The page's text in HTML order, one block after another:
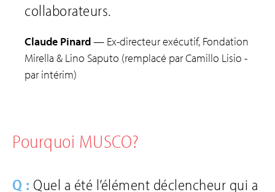
collaborateurs.
Claude Pinard— Ex-directeur exécutif, Fondation
Mirella & Lino Saputo (remplacé par Camillo Lisio -
par intérim)
Pourquoi MUSCO?
Q : Quel a été l’élément déclencheur qui a